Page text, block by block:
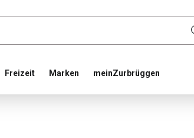
Freizeit Marken meinZurbrüggen